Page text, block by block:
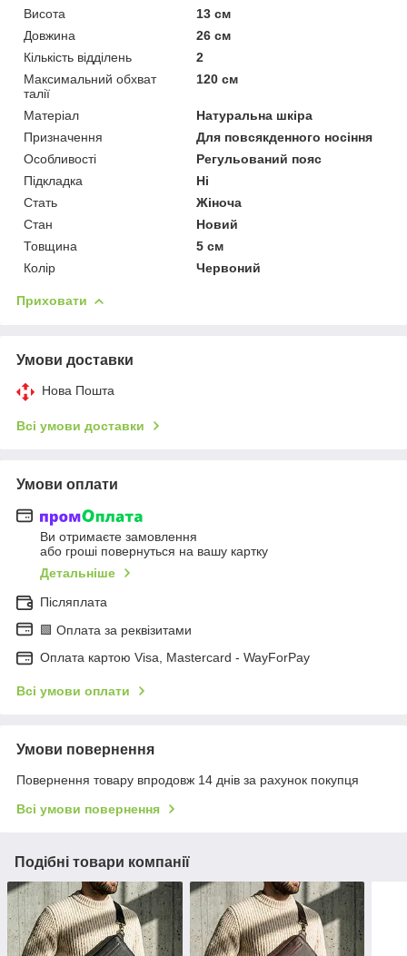
Висота
13 см
Довжина
26 см
Кількість відділень
2
Максимальний обхват
талії
120 см
Матеріал
Натуральна шкіра
Призначення
Для повсякденного носіння
Особливості
Регульований пояс
Підкладка
Ні
Стать
Жіноча
Стан
Новий
Товщина
5 см
Колір
Червоний
Приховати
Умови доставки
Нова Пошта
Всі умови доставки
Умови оплати
Ви отримаєте замовлення
або гроші повернуться на вашу картку
Детальніше
Післяплата
🟩 Оплата за реквізитами
Оплата картою Visa, Mastercard - WayForPay
Всі умови оплати
Умови повернення
Повернення товару впродовж 14 днів за рахунок покупця
Всі умови повернення
Подібні товари компанії